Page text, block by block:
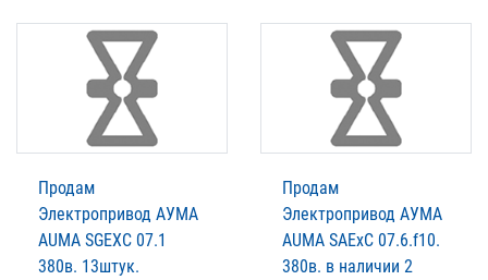
Продам
Электропривод АУМА
AUMA SGEXC 07.1
380в. 13штук.
Продам
Электропривод АУМА
AUMA SАExC 07.6.f10.
380в. в наличии 2